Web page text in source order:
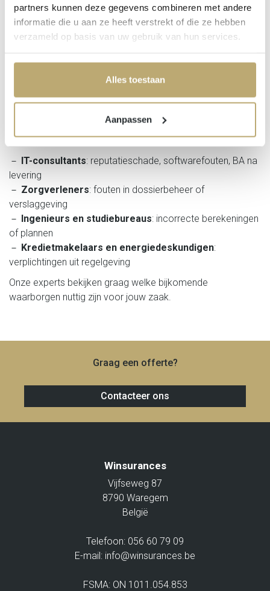
partners kunnen deze gegevens combineren met andere
informatie die u aan ze heeft verstrekt of die ze hebben
verzameld op basis van uw gebruik van hun services.
Alles toestaan
Aanpassen
absolute aanrader. Fouten zijn menselijk, maar het
financiële risico wil je niet zelf dragen...
Een oplossing op maat van jouw
apart aanbod uitgewerkt met doelgerichte dekkingen,
bijvoorbeeld voor:
－ IT-consultants: reputatieschade, softwarefouten, BA na
levering
－ Zorgverleners: fouten in dossierbeheer of
verslaggeving
－ Ingenieurs en studiebureaus: incorrecte berekeningen
of plannen
－ Kredietmakelaars en energiedeskundigen:
verplichtingen uit regelgeving
Onze experts bekijken graag welke bijkomende
waarborgen nuttig zijn voor jouw zaak.
Graag een offerte?
Contacteer ons
Winsurances
Vijfseweg 87
8790 Waregem
België
Telefoon: 056 60 79 09
E-mail: info@winsurances.be
FSMA: ON 1011.054.853